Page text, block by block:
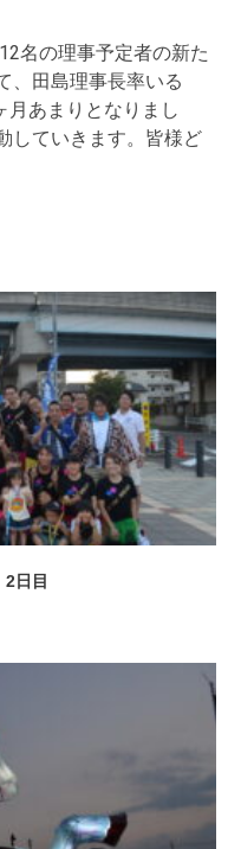
名の理事予定者の新た
、田島理事長率いる
月あまりとなりまし
していきます。皆様ど
日目